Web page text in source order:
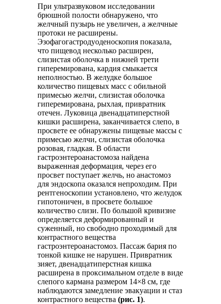
При ультразвуковом исследовании
брюшной полости обнаружено, что
желчный пузырь не увеличен, а желчные
протоки не расширены.
Эзофагогастродуоденоскопия показала,
что пищевод несколько расширен,
слизистая оболочка в нижней трети
гиперемирована, кардия смыкается
неполностью. В желудке большое
количество пищевых масс с обильной
примесью желчи, слизистая оболочка
гиперемирована, рыхлая, привратник
отечен. Луковица двенадцатиперстной
кишки расширена, заканчивается слепо, в
просвете ее обнаружены пищевые массы с
примесью желчи, слизистая оболочка
розовая, гладкая. В области
гастроэнтероанастомоза найдена
выраженная деформация, через его
просвет поступает желчь, но анастомоз
для эндоскопа оказался непроходим. При
рентгеноскопии установлено, что желудок
гипотоничен, в просвете большое
количество слизи. По большой кривизне
определяется деформированный и
суженный, но свободно проходимый для
контрастного вещества
гастроэнтероанастомоз. Пассаж бария по
тонкой кишке не нарушен. Привратник
зияет, двенадцатиперстная кишка
расширена в проксимальном отделе в виде
слепого кармана размером 14×8 см, где
наблюдаются замедление эвакуации и стаз
контрастного вещества(рис. 1).